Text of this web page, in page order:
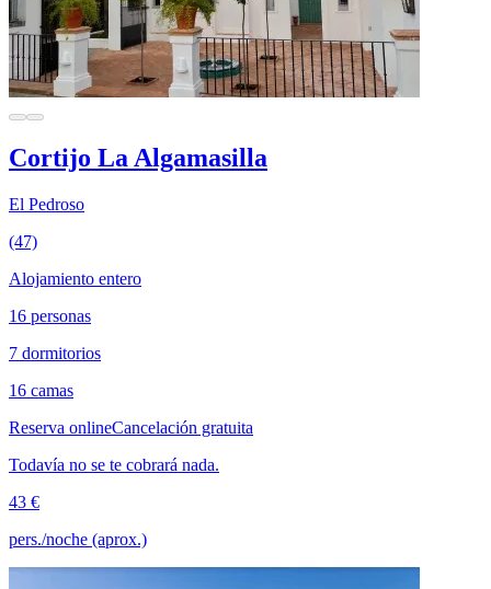
Cortijo La Algamasilla
El Pedroso
(47)
Alojamiento entero
16 personas
7 dormitorios
16 camas
Reserva onlineCancelación gratuita
Todavía no se te cobrará nada.
43 €
pers./noche (aprox.)